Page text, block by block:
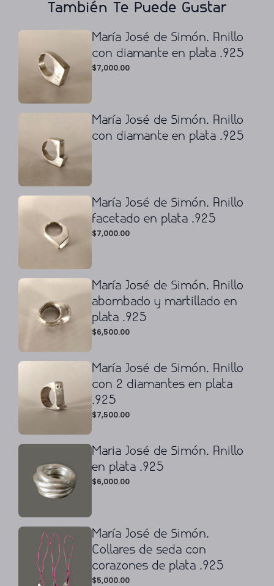
También Te Puede Gustar
María José de Simón. Anillo
con diamante en plata .925
$7,000.00
María José de Simón. Anillo
con diamante en plata .925
María José de Simón. Anillo
facetado en plata .925
$7,000.00
María José de Simón. Anillo
abombado y martillado en
plata .925
$6,500.00
María José de Simón. Anillo
con 2 diamantes en plata
.925
$7,500.00
Maria José de Simón. Anillo
en plata .925
$6,000.00
María José de Simón.
Collares de seda con
corazones de plata .925
$5,000.00